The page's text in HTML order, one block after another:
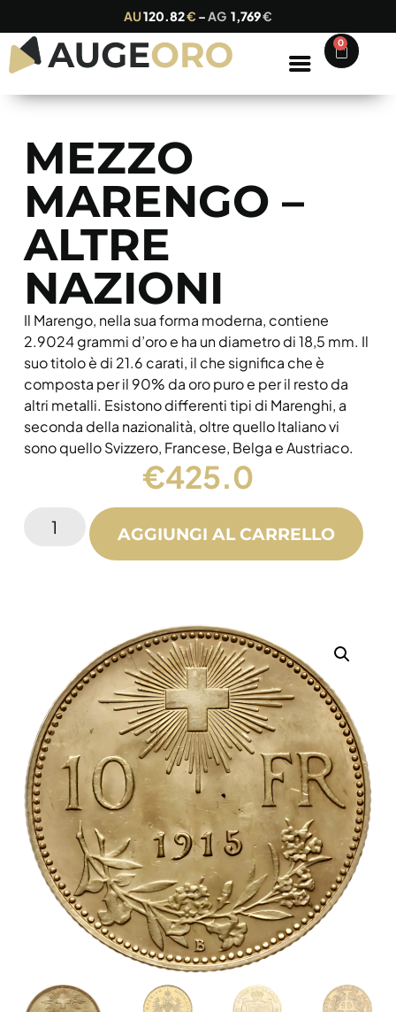
AU120.82€ –AG 1,769€
0
MEZZO
MARENGO –
ALTRE
NAZIONI
Il Marengo, nella sua forma moderna, contiene
2.9024 grammi d’oro e ha un diametro di 18,5 mm. Il
suo titolo è di 21.6 carati, il che significa che è
composta per il 90% da oro puro e per il resto da
altri metalli. Esistono differenti tipi di Marenghi, a
seconda della nazionalità, oltre quello Italiano vi
sono quello Svizzero, Francese, Belga e Austriaco.
€425.0
AGGIUNGI AL CARRELLO